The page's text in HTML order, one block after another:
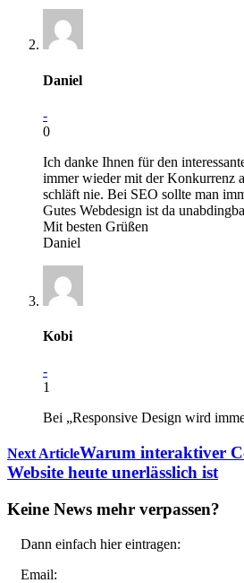
Daniel
-
0
Ich danke Ihnen für den
immer wieder mit der Konkurrenz
schläft nie. Bei SEO sollte man
Gutes Webdesign ist da
Mit besten Grüßen
Daniel
Kobi
-
1
Bei „Responsive Design wird
Next ArticleWarum interaktiver
Website heute unerlässlich ist
Keine News mehr verpassen?
Dann einfach hier eintragen:
Email: